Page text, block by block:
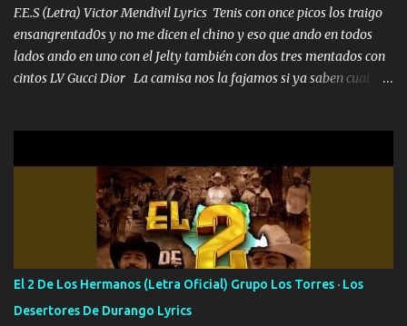
las risas las que me miran hay gente corriente no quieren ve...
F.E.S (Letra) Victor Mendivil Lyrics Tenis con once picos los traigo
ensangrentad0s y no me dicen el chino y eso que ando en todos
lados ando en uno con el Jelty también con dos tres mentados con
cintos LV Gucci Dior La camisa nos la fajamos si ya saben cual es
estándares 110 mil records de pistas no me falta mucho para
verme en las revistas Ya pasé Italia Japón Madrid Milán y también
Francia ropa de 100.000 bolas Louis vuitton es mi fragancia
repleta de presidentes la bolsa estoy en mi pic si no se han dado
cuenta chequeen gráficas del kitch
El 2 De Los Hermanos (Letra Oficial) Grupo Los Torres · Los
Desertores De Durango Lyrics